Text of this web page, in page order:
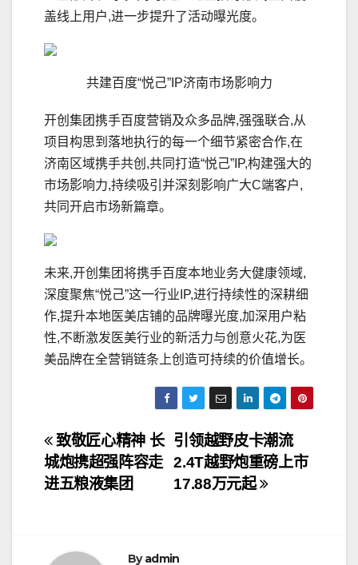
盖线上用户,进一步提升了活动曝光度。
共建百度“悦己”IP济南市场影响力
开创集团携手百度营销及众多品牌,强强联合,从
项目构思到落地执行的每一个细节紧密合作,在
济南区域携手共创,共同打造“悦己”IP,构建强大的
市场影响力,持续吸引并深刻影响广大C端客户,
共同开启市场新篇章。
未来,开创集团将携手百度本地业务大健康领域,
深度聚焦“悦己”这一行业IP,进行持续性的深耕细
作,提升本地医美店铺的品牌曝光度,加深用户粘
性,不断激发医美行业的新活力与创意火花,为医
美品牌在全营销链条上创造可持续的价值增长。
文
章
航
引领越野皮卡潮流
2.4T越野炮重磅上市
17.88万元起
致敬匠心精神 长
城炮携超强阵容走
进五粮液集团
Byadmin